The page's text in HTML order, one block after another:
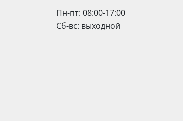
Пн-пт: 08:00-17:00
Сб-вс: выходной